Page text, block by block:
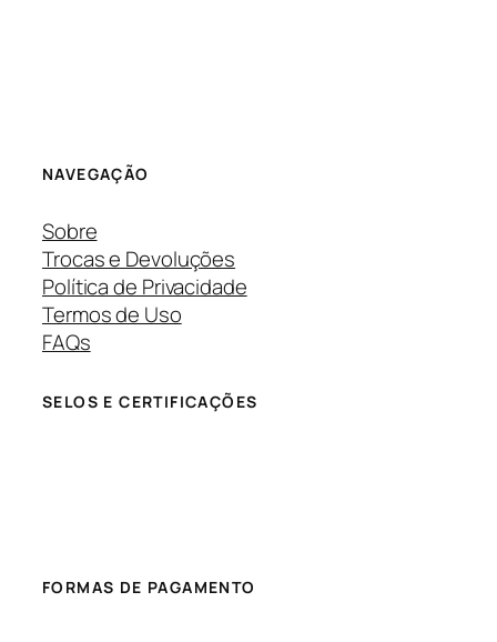
NAVEGAÇÃO
Sobre
Trocas e Devoluções
Política de Privacidade
Termos de Uso
FAQs
SELOS E CERTIFICAÇÕES
FORMAS DE PAGAMENTO